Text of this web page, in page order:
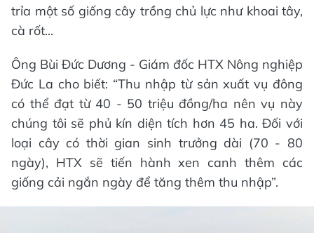
trỉa một số giống cây trồng chủ lực như khoai tây,
cà rốt...
Ông Bùi Đức Dương - Giám đốc HTX Nông nghiệp
Đức La cho biết: “Thu nhập từ sản xuất vụ đông
có thể đạt từ 40 - 50 triệu đồng/ha nên vụ này
chúng tôi sẽ phủ kín diện tích hơn 45 ha. Đối với
loại cây có thời gian sinh trưởng dài (70 - 80
ngày), HTX sẽ tiến hành xen canh thêm các
giống cải ngắn ngày để tăng thêm thu nhập”.